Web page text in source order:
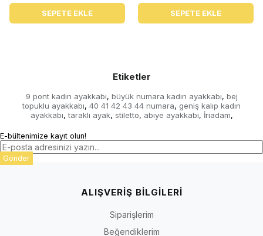
SEPETE EKLE SEPETE EKLE
Etiketler
9 pont kadın ayakkabı, büyük numara kadın ayakkabı, bej
topuklu ayakkabı, 40 41 42 43 44 numara, geniş kalıp kadın
ayakkabı, taraklı ayak, stiletto, abiye ayakkabı, İriadam,
E-bültenimize kayıt olun!
Gönder
ALIŞVERİŞ BİLGİLERİ
Siparişlerim
Beğendiklerim